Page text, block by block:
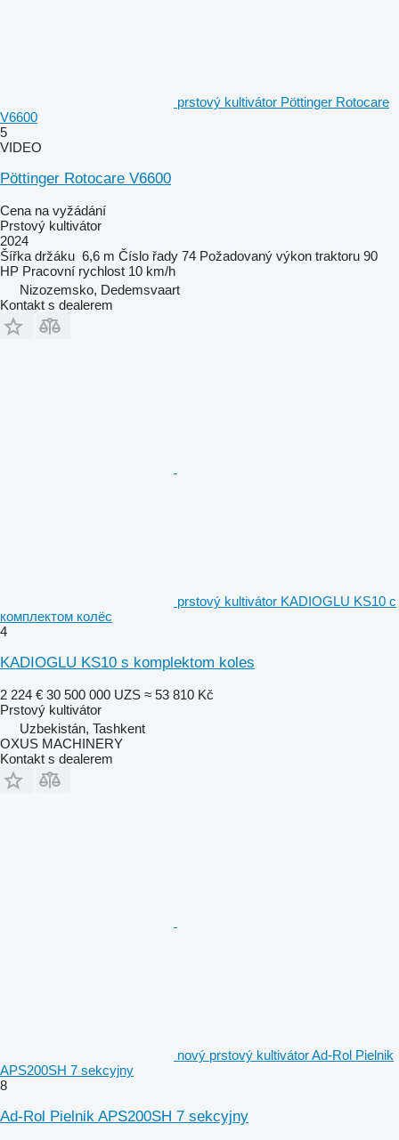
prstový kultivátor Pöttinger Rotocare
V6600
5
VIDEO
Pöttinger Rotocare V6600
Cena na vyžádání
Prstový kultivátor
2024
Šířka držáku 6,6 m Číslo řady 74 Požadovaný výkon traktoru 90
HP Pracovní rychlost 10 km/h
Nizozemsko, Dedemsvaart
Kontakt s dealerem
prstový kultivátor KADIOGLU KS10 с
комплектом колёс
4
KADIOGLU KS10 s komplektom koles
2 224 € 30 500 000 UZS ≈ 53 810 Kč
Prstový kultivátor
Uzbekistán, Tashkent
OXUS MACHINERY
Kontakt s dealerem
nový prstový kultivátor Ad-Rol Pielnik
APS200SH 7 sekcyjny
8
Ad-Rol Pielnik APS200SH 7 sekcyjny